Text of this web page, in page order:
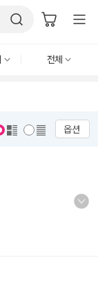
전체
옵션